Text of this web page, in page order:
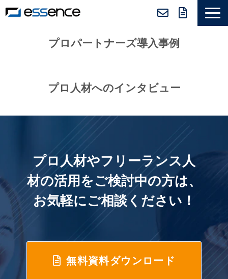
導入事例
プロパートナーズ導入事例
プロ人材へのインタビュー
プロ人材やフリーランス人
材の活用をご検討中の方は、
お気軽にご相談ください！
無料資料ダウンロード